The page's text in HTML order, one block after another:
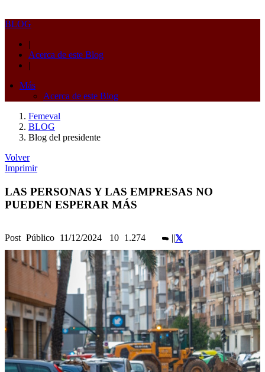
BLOG
|
Acerca de este Blog
|
Más
Acerca de este Blog
Femeval
BLOG
Blog del presidente
Volver
Imprimir
LAS PERSONAS Y LAS EMPRESAS NO
PUEDEN ESPERAR MÁS
Post Público 11/12/2024 10 1.274 ||